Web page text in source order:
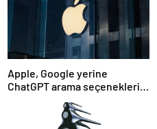
Apple, Google yerine
ChatGPT arama seçeneklerini